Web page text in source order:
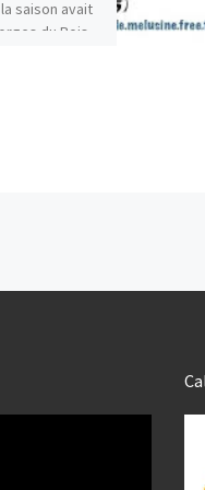
saison avait
du Bois